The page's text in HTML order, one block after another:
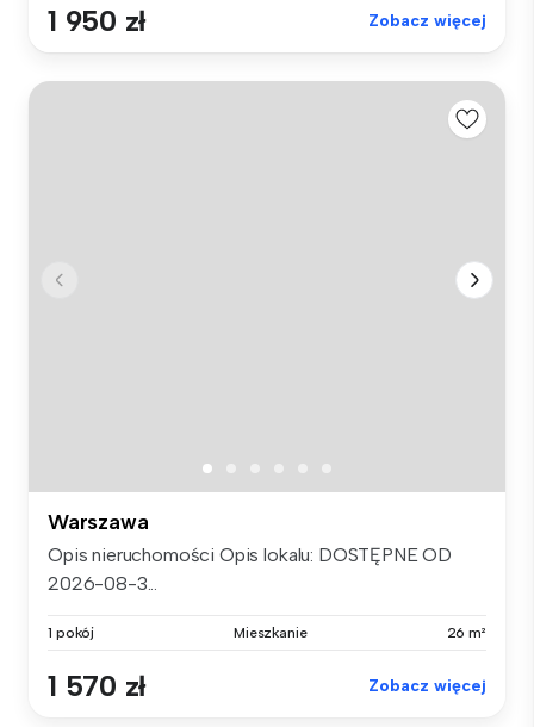
1 950 zł Zobacz więcej
Warszawa
Opis nieruchomości Opis lokalu: DOSTĘPNE OD
2026-08-3...
1 pokój Mieszkanie 26 m²
1 570 zł Zobacz więcej